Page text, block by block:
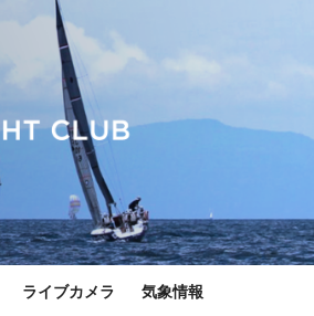
ライブカメラ 気象情報